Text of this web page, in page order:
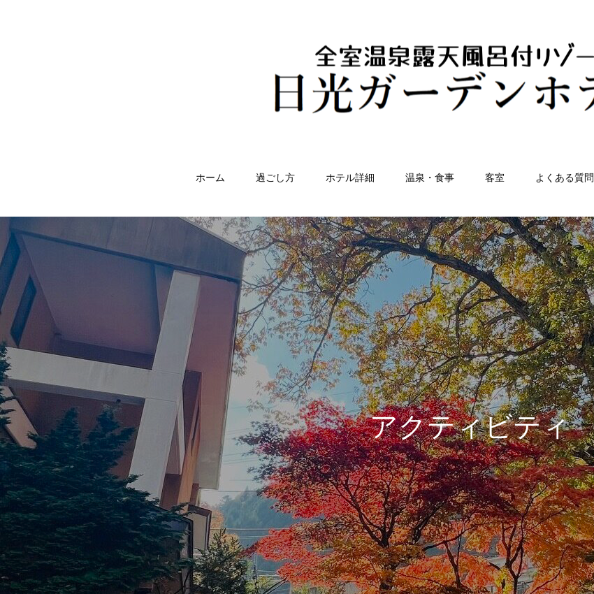
ホーム 過ごし方 ホテル詳細 温泉・食事 客室 よくある質問
アクティビティ